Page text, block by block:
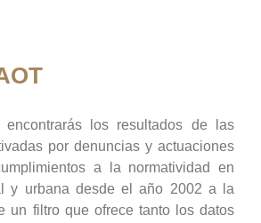
encontrarás los resultados de las
por denuncias y actuaciones
a la normatividad en
y urbana desde el año 2002 a la
un filtro que ofrece tanto los datos